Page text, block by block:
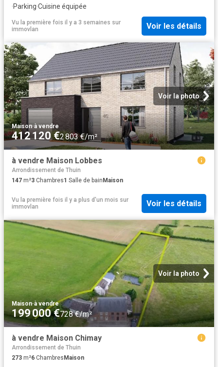
·Parking·Cuisine équipée
Vu la première fois il y a 3 semaines sur
immovlan
Voir les détails
Voir la photo
Maison·à vendre
412 120 €2 803 €/m²
à vendre Maison Lobbes
Arrondissement de Thuin
147 m²3 Chambres1 Salle de bain Maison
Vu la première fois il y a plus d'un mois sur
immovlan
Voir les détails
Voir la photo
Maison·à vendre
199 000 €728 €/m²
à vendre Maison Chimay
Arrondissement de Thuin
273 m²6 ChambresMaison